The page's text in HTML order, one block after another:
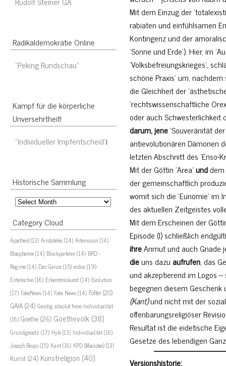
Radikaldemokratie Online
“Peking Rundschau”
Kampf für die körperliche
Unversehrtheit!
“Individueller Impfentscheid”i
Historische Sammlung
Historische
Category Cloud
Apartheid(13) Aristoteles(14) Artemision(14)
Blasphemie(14) Blockparteien(14) BRD -
Regime(14) Das Ganze(15) eidos(19)
Entelechie(16) Erkenntniskunst(14) Evolution
(17) FakeNews(14) Fake News(14) Folter(20)
GAIA(24) Geistig absolut freie Individualität
(16) Goethe(26) Goethevolk (38)
Grundgesetz (17) Hyle(13) Individualität(16)
Joseph Beuys(15) Kant(16) KPD (Maoisten)(13)
Kunst(24) Kunstreligion (40)
Mit dem Einzug der
rabiaten und einfühlsamen
Kontingenz und der
‘Sonne und Erde’). Hier, im
‘Volksbefreiungskrieges’,
schöne Praxis’ um, nachdem
die Gleichheit der
‘rechtswissenschaftliche
oder auch Schwesterlichkeit
darum, jene‘Souveränität
antievolutionären Dämonen
letzten Abschnitt des ‘Enso-
Mit der Göttin ‘Area’und
der gemeinschaftlich
womit sich die ‘Eunomie’ im
des aktuellen Zeitgeistes
Mit dem Erscheinen der
Episode (I) schließlich
ihreAnmut und auch Gnade
dieuns dazu aufrufen, das
und akzeptierend im Logos
begegnen diesem Geschenk
(Kant)und nicht mit der
offenbarungsreligiöser
Resultat ist die eidetische
Gesetze des lebendigen
Versionshistorie: